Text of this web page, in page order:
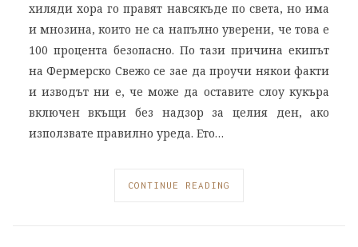
хиляди хора го правят навсякъде по света, но има
и мнозина, които не са напълно уверени, че това е
100 процента безопасно. По тази причина екипът
на Фермерско Свежо се зае да проучи някои факти
и изводът ни е, че може да оставите слоу кукъра
включен вкъщи без надзор за целия ден, ако
използвате правилно уреда. Ето…
CONTINUE READING